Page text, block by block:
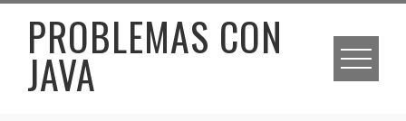
Skip
contentPROBLEMAS CON
JAVA